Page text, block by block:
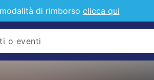
di rimborso clicca qui